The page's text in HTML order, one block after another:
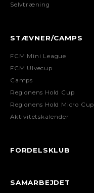
Selvtræning
STÆVNER/CAMPS
FCM Mini League
FCM Ulvecup
Camps
Regionens Hold Cup
Regionens Hold Micro Cup
Aktivitetskalender
FORDELSKLUB
SAMARBEJDET